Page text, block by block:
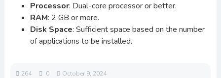
Processor: Dual-core processor or better.
RAM: 2 GB or more.
Disk Space: Sufficient space based on the number
of applications to be installed.
264 0 October 9, 2024